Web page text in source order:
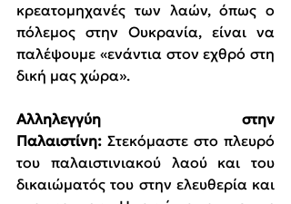
κρεατομηχανές των λαών, όπως ο
πόλεμος στην Ουκρανία, είναι να
παλέψουμε «ενάντια στον εχθρό στη
δική μας χώρα».
Αλληλεγγύη στην
Παλαιστίνη: Στεκόμαστε στο πλευρό
του παλαιστινιακού λαού και του
δικαιώματός του στην ελευθερία και